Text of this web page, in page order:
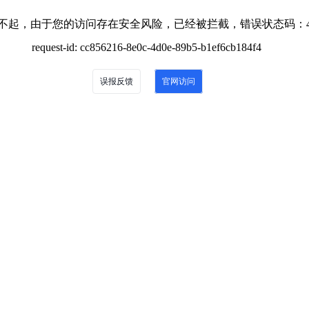
起，由于您的访问存在安全风险，已经被拦截，错误状态码：
request-id: cc856216-8e0c-4d0e-89b5-b1ef6cb184f4
误报反馈 官网访问